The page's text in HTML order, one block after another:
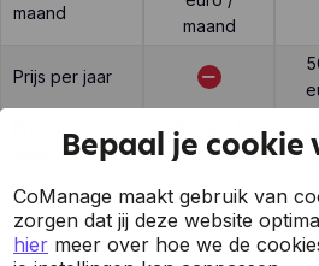
maand
maand
Prijs per jaar
gebruiker
5 euro /
maand
/
Bepaal je cookie
CoManage maakt gebruik van
zorgen dat jij deze website
hier meer over hoe we de